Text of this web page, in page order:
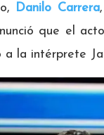
Danilo Carrera
que el
la intérprete